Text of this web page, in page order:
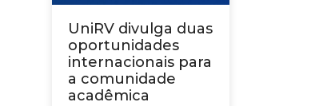
UniRV divulga duas
oportunidades
internacionais para
a comunidade
acadêmica